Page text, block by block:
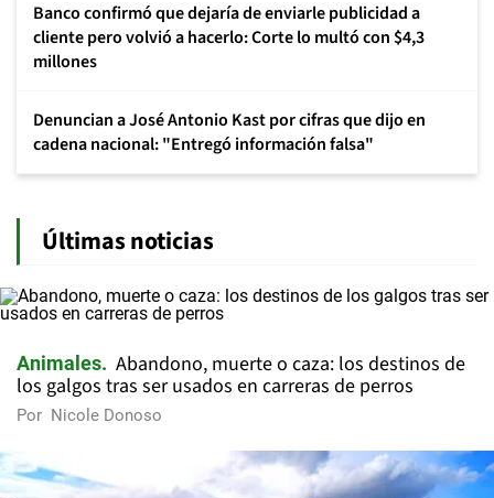
Banco confirmó que dejaría de enviarle publicidad a
cliente pero volvió a hacerlo: Corte lo multó con $4,3
millones
Denuncian a José Antonio Kast por cifras que dijo en
cadena nacional: "Entregó información falsa"
Últimas noticias
Animales
Abandono, muerte o caza: los destinos de
los galgos tras ser usados en carreras de perros
Por Nicole Donoso